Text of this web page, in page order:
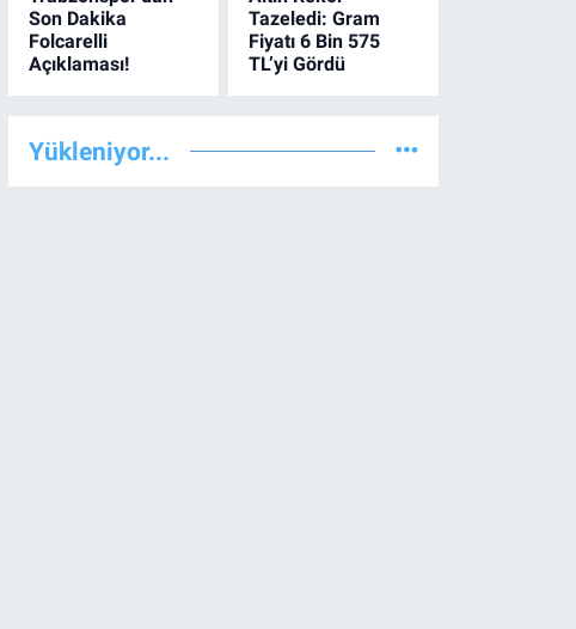
Son Dakika
Folcarelli
Açıklaması!
Tazeledi: Gram
Fiyatı 6 Bin 575
TL’yi Gördü
Yükleniyor...